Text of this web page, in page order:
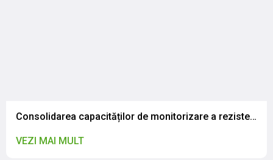
Consolidarea capacităților de monitorizare a rezistenței la antimicrobiene în contextul abordării globale „One Health”: Specialiștii IP CNSAPSA au participat la o vizită de studiu în România
VEZI MAI MULT